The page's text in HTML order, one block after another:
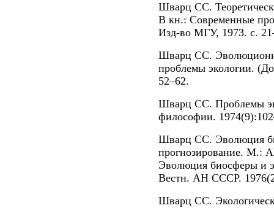
Шварц СС.
В кн.: Современные
Изд-во МГУ, 1973. с.
Шварц СС.
проблемы экологии.
52–62.
Шварц СС. Проблемы
философии.
Шварц СС. Эволюция
прогнозирование.
Эволюция биосферы и
Вестн. АН СССР.
Шварц СС.